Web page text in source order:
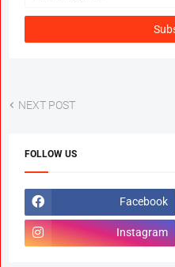
NEXT POST
FOLLOW US
Facebook
Instagram